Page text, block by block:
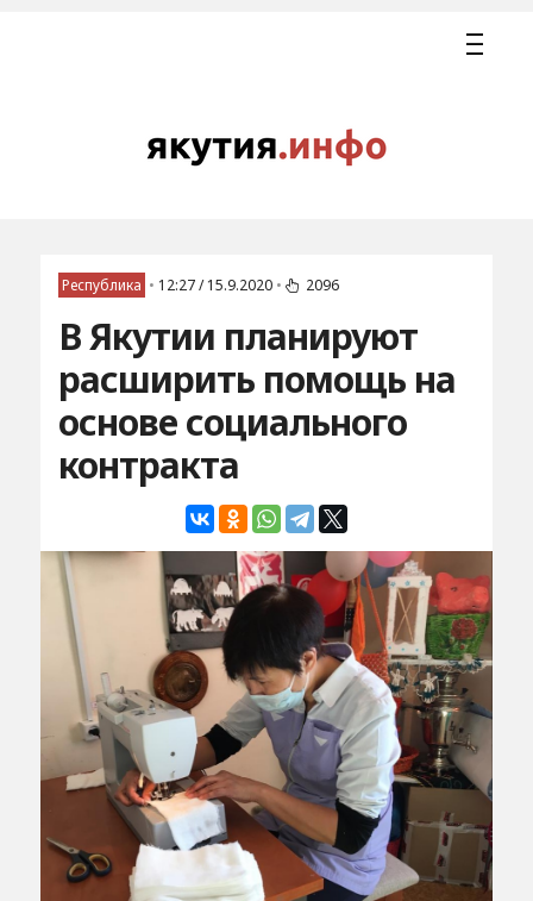
Республика • 12:27 / 15.9.2020 • 2096
В Якутии планируют
расширить помощь на
основе социального
контракта